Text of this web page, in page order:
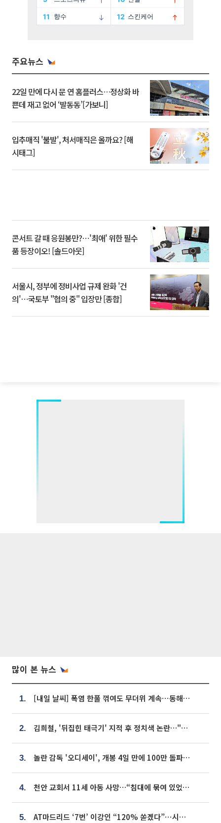
주요뉴스
22일 만에 다시 문 연 홈플러스…정상화 바
쁜데 재고 없어 ‘발동동’[가보니]
입추매직 '불발', 처서매직은 올까요? [해
시태그]
콘서트 갈 때 응원봉만?⋯'최애' 위한 필수
품 등장이오! [솔드아웃]
서울시, 정부에 정비사업 규제 완화 '건
의'⋯국토부 "협의 중" 입장만 [종합]
많이 본 뉴스
1. [내일 날씨] 폭염 한풀 꺾여도 무더위 계속⋯동해안 이틀 연속 비
2. 김희철, '뒤집힌 태극기' 지적 후 정치색 논란…"좌우 떠나 우리나라 국기"
3. 놀란 감독 '오디세이', 개봉 4일 만에 100만 돌파⋯'왕사남' 보다 빠르다
4. 천안 교회서 11세 아동 사망…“침대에 묶여 있었다” 진술 확보
5. AT마드리드 ‘7번’ 이강인 “120% 쏟겠다”⋯시메오네 감독 “필요한 선수”